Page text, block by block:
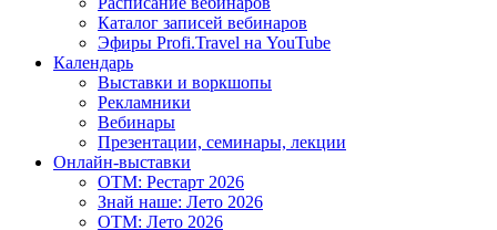
Каталог записей вебинаров
Эфиры Profi.Travel на YouTube
Календарь
Выставки и воркшопы
Рекламники
Вебинары
Презентации, семинары, лекции
Онлайн-выставки
OTM: Рестарт 2026
Знай наше: Лето 2026
OTM: Лето 2026